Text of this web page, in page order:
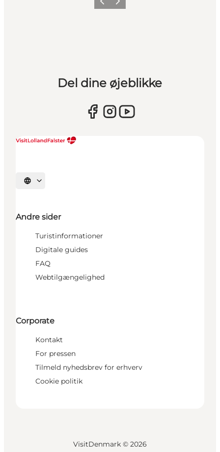
ForrigeNæste
Del dine øjeblikke
Vælg sprog
Andre sider
Turistinformationer
Digitale guides
FAQ
Webtilgængelighed
Corporate
Kontakt
For pressen
Tilmeld nyhedsbrev for erhverv
Cookie politik
VisitDenmark © 2026